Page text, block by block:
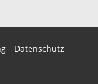
Datenschutz